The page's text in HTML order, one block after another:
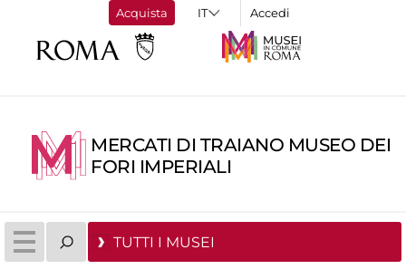
Acquista Accedi
MERCATI DI TRAIANO MUSEO DEI
FORI IMPERIALI
TUTTI I MUSEI